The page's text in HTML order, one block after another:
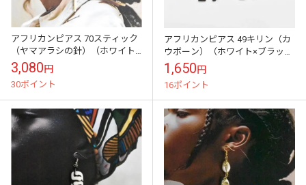
アフリカンピアス 70スティック
（ヤマアラシの針）（ホワイト×
ダークブラウン）幸運のお守り
3,080円
30ポイント
アフリカンピアス 49キリン（カ
ウボーン）（ホワイト×ブラッ
ク）現地職人の手しごと
1,650円
16ポイント